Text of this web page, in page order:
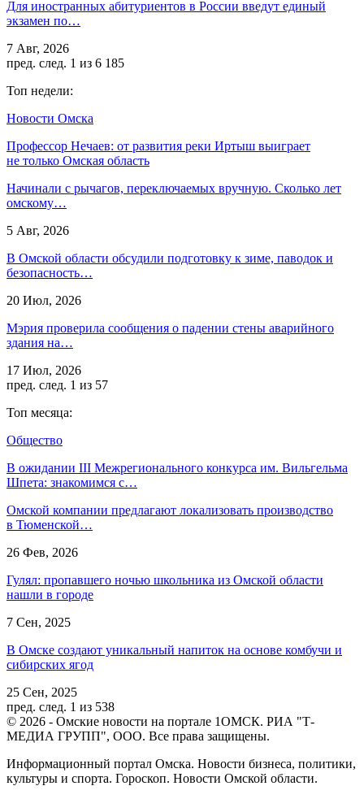
Для иностранных абитуриентов в России введут единый
экзамен по…
7 Авг, 2026
пред. след. 1 из 6 185
Топ недели:
Новости Омска
Профессор Нечаев: от развития реки Иртыш выиграет
не только Омская область
Начинали с рычагов, переключаемых вручную. Сколько лет
омскому…
5 Авг, 2026
В Омской области обсудили подготовку к зиме, паводок и
безопасность…
20 Июл, 2026
Мэрия проверила сообщения о падении стены аварийного
здания на…
17 Июл, 2026
пред. след. 1 из 57
Топ месяца:
Общество
В ожидании III Межрегионального конкурса им. Вильгельма
Шпета: знакомимся с…
Омской компании предлагают локализовать производство
в Тюменской…
26 Фев, 2026
Гулял: пропавшего ночью школьника из Омской области
нашли в городе
7 Сен, 2025
В Омске создают уникальный напиток на основе комбучи и
сибирских ягод
25 Сен, 2025
пред. след. 1 из 538
© 2026 - Омские новости на портале 1ОМСК. РИА "Т-
МЕДИА ГРУПП", ООО. Все права защищены.
Информационный портал Омска. Новости бизнеса, политики,
культуры и спорта. Гороскоп. Новости Омской области.